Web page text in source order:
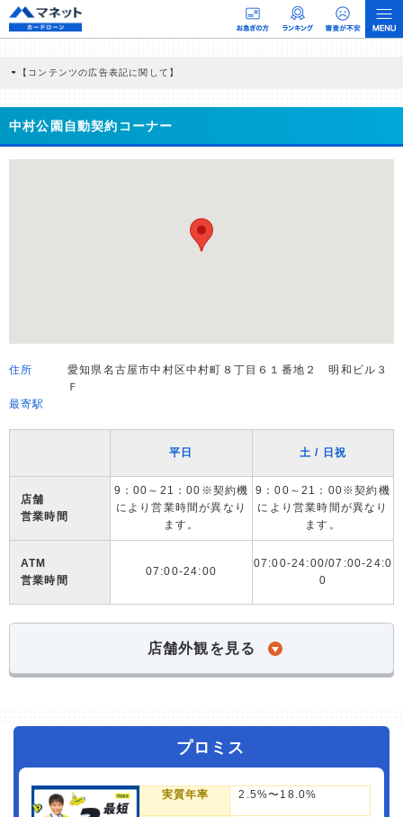
【コンテンツの広告表記に関して】
商品を根拠なくPRするものではなく、当編集部の調査／ユーザーへの口コミ収集な
どに基づき、公平性を担保した情報提供を行っています。
>提携企業一覧
中村公園自動契約コーナー
住所
愛知県名古屋市中村区中村町８丁目６１番地２ 明和ビル３
Ｆ
最寄駅
平日 土 / 日祝
店舗
営業時間
9：00～21：00※契約機
により営業時間が異なり
ます。
9：00～21：00※契約機
により営業時間が異なり
ます。
ATM
営業時間
07:00-24:00
07:00-24:00/07:00-24:0
0
店舗外観を見る
プロミス
実質年率 2.5%〜18.0%